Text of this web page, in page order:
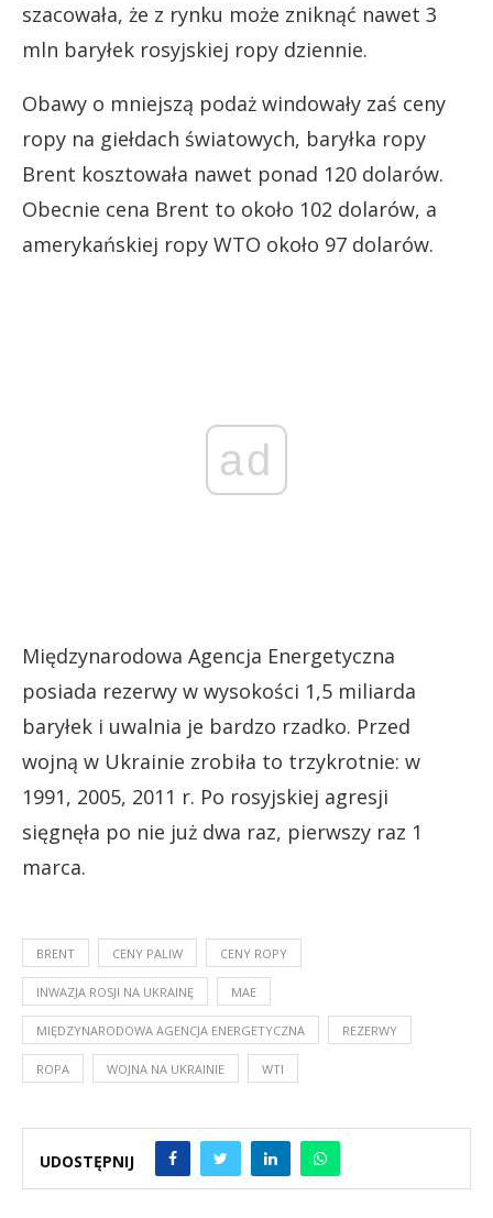
szacowała, że z rynku może zniknąć nawet 3
mln baryłek rosyjskiej ropy dziennie.
Obawy o mniejszą podaż windowały zaś ceny
ropy na giełdach światowych, baryłka ropy
Brent kosztowała nawet ponad 120 dolarów.
Obecnie cena Brent to około 102 dolarów, a
amerykańskiej ropy WTO około 97 dolarów.
ad
Międzynarodowa Agencja Energetyczna
posiada rezerwy w wysokości 1,5 miliarda
baryłek i uwalnia je bardzo rzadko. Przed
wojną w Ukrainie zrobiła to trzykrotnie: w
1991, 2005, 2011 r. Po rosyjskiej agresji
sięgnęła po nie już dwa raz, pierwszy raz 1
marca.
BRENT CENY PALIW CENY ROPY
INWAZJA ROSJI NA UKRAINĘ MAE
MIĘDZYNARODOWA AGENCJA ENERGETYCZNA REZERWY
ROPA WOJNA NA UKRAINIE WTI
UDOSTĘPNIJ